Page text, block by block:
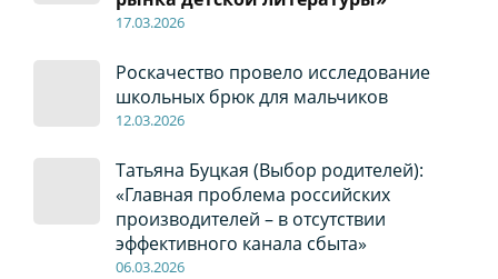
17.03.2026
Роскачество провело исследование
школьных брюк для мальчиков
12.03.2026
Татьяна Буцкая (Выбор родителей):
«Главная проблема российских
производителей – в отсутствии
эффективного канала сбыта»
06.03.2026